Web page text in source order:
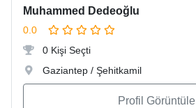
Muhammed Dedeoğlu
0.0
0 Kişi Seçti
Gaziantep / Şehitkamil
Profil Görüntüle